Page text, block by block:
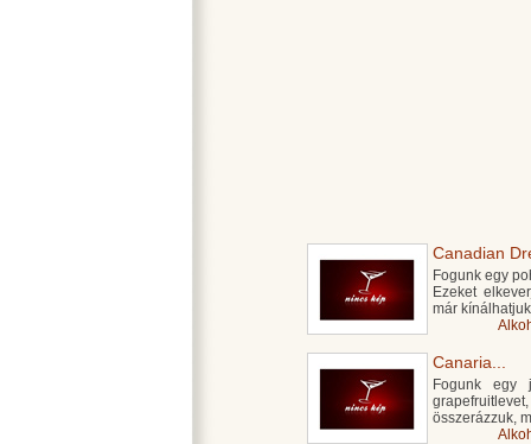
Canadian
Fogunk egy
Ezeket
már
Canaria...
Fogunk egy
összerázzuk,